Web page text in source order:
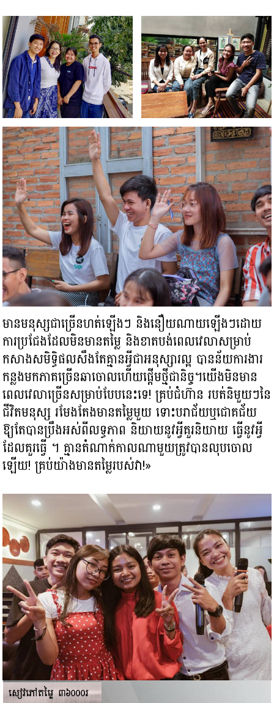
មានមនុស្សជាច្រើន​ហត់ឡើងៗ និងនឿយណាយឡើងៗ​ដោយ
ការ​ប្រជែងដែលមិនមានតម្លៃ និង​ខាតបង់ពេលវេលាសម្រាប់
កសាងសមិទ្ធិផល​សឹងតែគ្មានអ្វី​ជាអនុស្សារល្អ បានន័យ​ការងារ
កន្លងមកភាគច្រើនឆាចោល​​ហើយផ្តើមថ្មីជានិច្ច។យើងមិនមាន
ពេលវេលាច្រើន​សម្រាប់បែបនេះទេ! គ្រប់ជំហ៊ាន របត់និមួយៗនៃ
ជីវិតមនុស្ស រមែងតែង​មានតម្លៃមួយ ទោះបរាជ័យ​ឬជោគជ័យ
ឱ្យតែបានប្រឹងអស់ពីលទ្ធភាព និយាយនូវអ្វីគួរនិយាយ ធ្វើនូវអ្វី
ដែលគួរធ្វើ ។ គ្មានតំណាក់កាលណាមួយ​ត្រូវបានលុបចោល
ឡើយ! គ្រប់យ៉ាងមាន​តម្លៃរបស់វា!»